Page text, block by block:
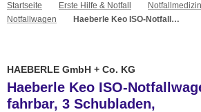
Startseite Erste Hilfe & Notfall
Notfallwagen
Haeberle Keo ISO-Notfallwagen 3, fahrbar, 3 Schubladen, Ablagekonsole, Spritzenspender
HAEBERLE GmbH + Co. KG
Haeberle Keo ISO-
fahrbar, 3 Schubladen,